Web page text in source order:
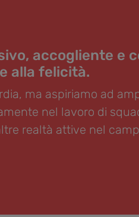
accogliente e
alla felicità.
ma aspiriamo ad
nel lavoro di
realtà attive nel